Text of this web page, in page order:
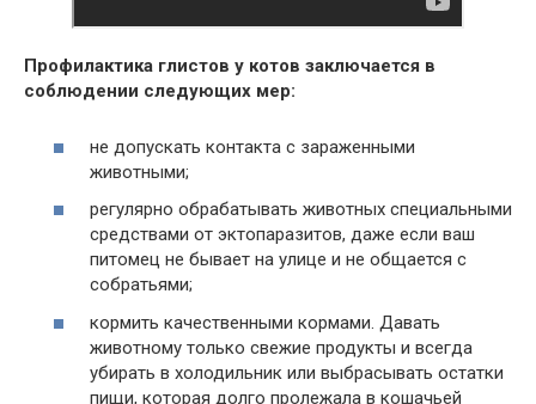
Профилактика глистов у котов заключается в
соблюдении следующих мер:
не допускать контакта с зараженными
животными;
регулярно обрабатывать животных специальными
средствами от эктопаразитов, даже если ваш
питомец не бывает на улице и не общается с
собратьями;
кормить качественными кормами. Давать
животному только свежие продукты и всегда
убирать в холодильник или выбрасывать остатки
пищи, которая долго пролежала в кошачьей